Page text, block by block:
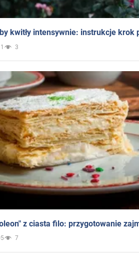
kwitły intensywnie: instrukcje krok
3
z ciasta filo: przygotowanie
7